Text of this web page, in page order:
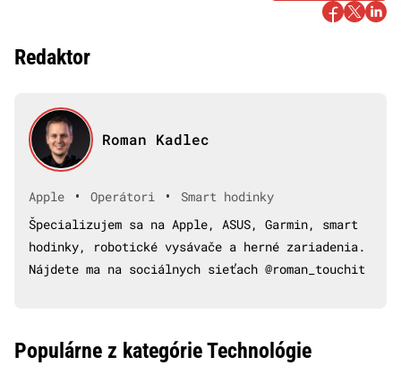
Redaktor
Roman Kadlec
Apple • Operátori •
Smart hodinky
Špecializujem sa na Apple, ASUS, Garmin, smart
hodinky, robotické vysávače a herné zariadenia.
Nájdete ma na sociálnych sieťach @roman_touchit
Populárne z kategórie Technológie